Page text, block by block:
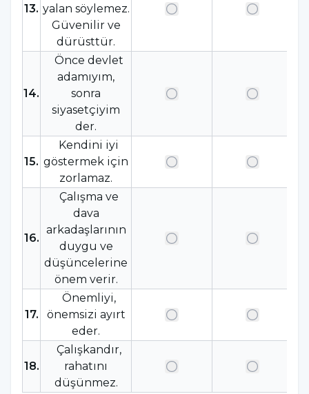
13. yalan söylemez.
Güvenilir ve
dürüsttür.
14.
Önce devlet
adamıyım,
sonra
siyasetçiyim
der.
15.
Kendini iyi
göstermek için
zorlamaz.
16.
Çalışma ve
dava
arkadaşlarının
duygu ve
düşüncelerine
önem verir.
17.
Önemliyi,
önemsizi ayırt
eder.
18.
Çalışkandır,
rahatını
düşünmez.